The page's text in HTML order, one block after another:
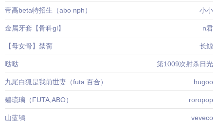
帝高beta特招生（abo nph） 小小
金属牙套【骨科gl】 n君
【母女骨】禁脔 长鲸
哒哒 第1009次射杀日光
九尾白狐是我前世妻（futa 百合） hugoo
碧琉璃（FUTA,ABO） roropop
山蓝鸲 veveco